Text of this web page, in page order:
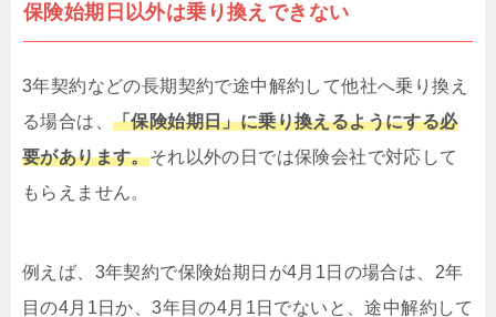
保険始期日以外は乗り換えできない
3年契約などの長期契約で途中解約して他社へ乗り換え
る場合は、 「保険始期日」に乗り換えるようにする必
要があります。それ以外の日では保険会社で対応して
もらえません。
例えば、3年契約で保険始期日が4月1日の場合は、2年
目の4月1日か、3年目の4月1日でないと、途中解約して